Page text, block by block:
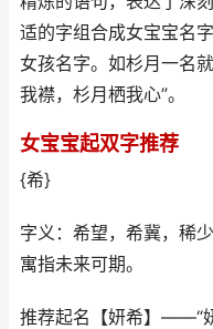
适的字组合成女宝宝名
女孩名字。如杉月一名
我襟，杉月栖我心”。
女宝宝起双字推荐
{希}
字义：希望，希冀，稀
寓指未来可期。
推荐起名【妍希】——“